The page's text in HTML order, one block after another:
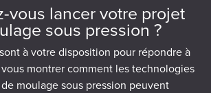
vous lancer votre projet
sous pression ?
à votre disposition pour répondre à
montrer comment les technologies
moulage sous pression peuvent